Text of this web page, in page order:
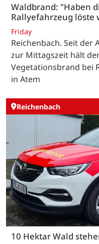
Waldbrand: "Haben
Rallyefahrzeug löste
Friday
Reichenbach. Seit
zur Mittagszeit hält
Vegetationsbrand bei
in Atem
Reichenbach
10 Hektar Wald